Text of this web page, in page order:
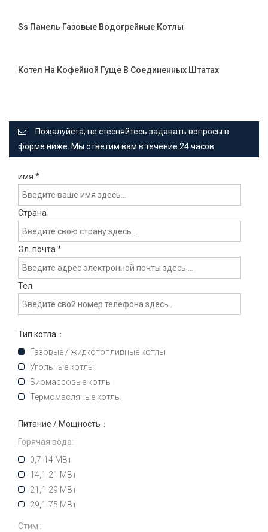
Ss Панель Газовые Водогрейные Котлы
Котел На Кофейной Гуще В Соединенных Штатах
Пожалуйста, не стесняйтесь задавать вопросы в
форме ниже. Мы ответим вам в течение 24 часов.
имя *
Страна
Эл. почта *
Тел.
Тип котла：
Газовые / жидкотопливные котлы
Угольные котлы
Биомассовые котлы
Термомасляные котлы
Питание / Мощность：
Горячая вода:
0,7-14 МВт
14,1-21 МВт
21,1-29 МВт
29,1-75 МВт
Стим :